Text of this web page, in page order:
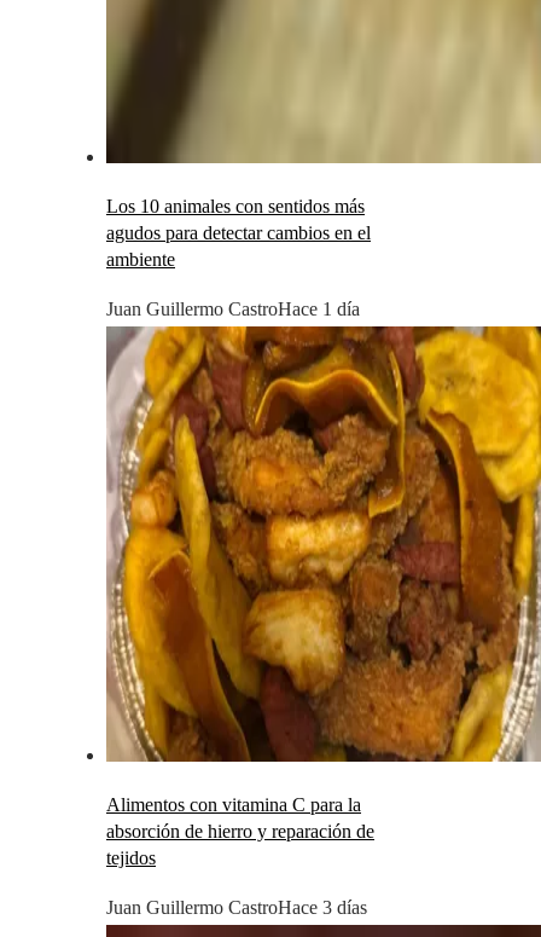
Los 10 animales con sentidos más
agudos para detectar cambios en el
ambiente
Juan Guillermo CastroHace 1 día
Alimentos con vitamina C para la
absorción de hierro y reparación de
tejidos
Juan Guillermo CastroHace 3 días